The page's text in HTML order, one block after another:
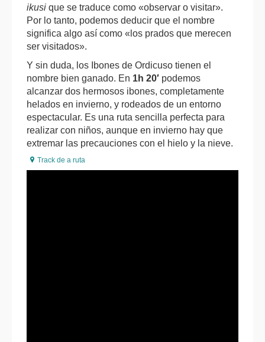
ikusi que se traduce como «observar o visitar».
Por lo tanto, podemos deducir que el nombre
significa algo así como «los prados que merecen
ser visitados».
Y sin duda, los Ibones de Ordicuso tienen el
nombre bien ganado. En 1h 20′ podemos
alcanzar dos hermosos ibones, completamente
helados en invierno, y rodeados de un entorno
espectacular. Es una ruta sencilla perfecta para
realizar con niños, aunque en invierno hay que
extremar las precauciones con el hielo y la nieve.
Track de a ruta